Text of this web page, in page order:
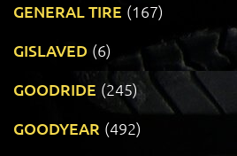
GENERAL TIRE (167)
GISLAVED (6)
GOODRIDE (245)
GOODYEAR (492)